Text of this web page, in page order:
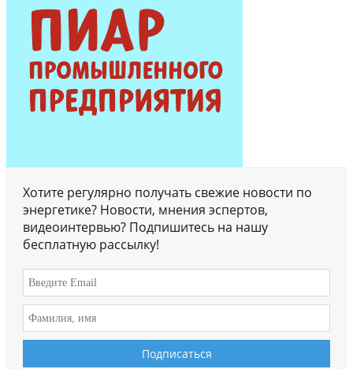
Хотите регулярно получать свежие новости по
энергетике? Новости, мнения эспертов,
видеоинтервью? Подпишитесь на нашу
бесплатную рассылку!